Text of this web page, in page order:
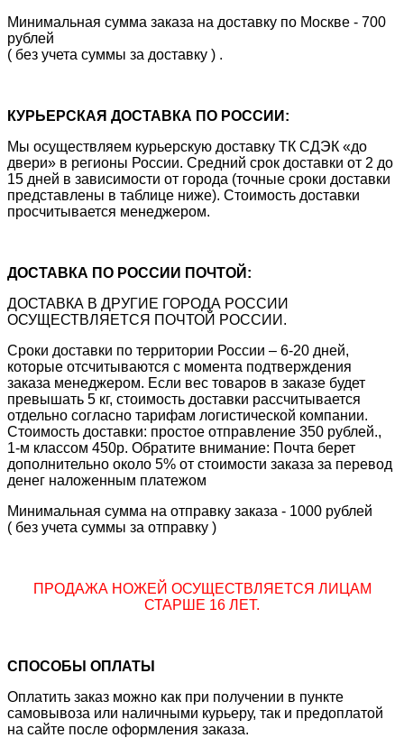
Минимальная сумма заказа на доставку по Москве - 700
рублей
( без учета суммы за доставку ) .
КУРЬЕРСКАЯ ДОСТАВКА ПО РОССИИ:
Мы осуществляем курьерскую доставку ТК СДЭК «до
двери» в регионы России. Средний срок доставки от 2 до
15 дней в зависимости от города (точные сроки доставки
представлены в таблице ниже). Стоимость доставки
просчитывается менеджером.
ДОСТАВКА ПО РОССИИ ПОЧТОЙ:
ДОСТАВКА В ДРУГИЕ ГОРОДА РОССИИ
ОСУЩЕСТВЛЯЕТСЯ ПОЧТОЙ РОССИИ.
Сроки доставки по территории России – 6-20 дней,
которые отсчитываются с момента подтверждения
заказа менеджером. Если вес товаров в заказе будет
превышать 5 кг, стоимость доставки рассчитывается
отдельно согласно тарифам логистической компании.
Стоимость доставки: простое отправление 350 рублей.,
1-м классом 450р. Обратите внимание: Почта берет
дополнительно около 5% от стоимости заказа за перевод
денег наложенным платежом
Минимальная сумма на отправку заказа - 1000 рублей
( без учета суммы за отправку )
ПРОДАЖА НОЖЕЙ ОСУЩЕСТВЛЯЕТСЯ ЛИЦАМ
СТАРШЕ 16 ЛЕТ.
СПОСОБЫ ОПЛАТЫ
Оплатить заказ можно как при получении в пункте
самовывоза или наличными курьеру, так и предоплатой
на сайте после оформления заказа.